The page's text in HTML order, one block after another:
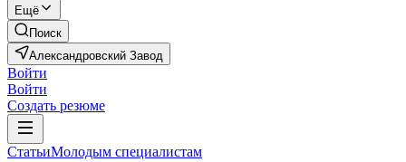
Ещё
Поиск
Александровский Завод
Войти
Войти
Создать резюме
СтатьиМолодым специалистам